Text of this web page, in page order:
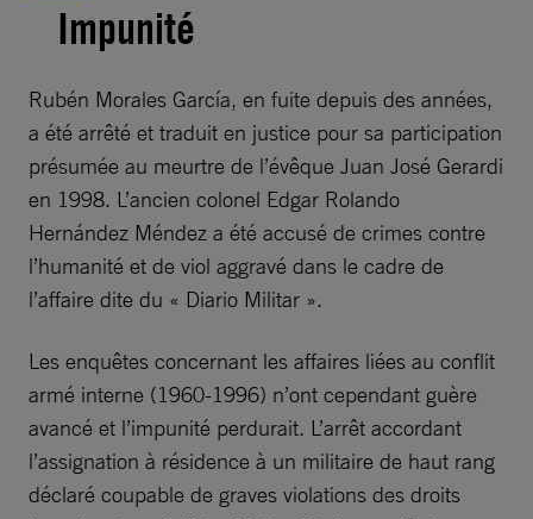
Impunité
Rubén Morales García, en fuite depuis des années,
a été arrêté et traduit en justice pour sa participation
présumée au meurtre de l’évêque Juan José Gerardi
en 1998. L’ancien colonel Edgar Rolando
Hernández Méndez a été accusé de crimes contre
l’humanité et de viol aggravé dans le cadre de
l’affaire dite du « Diario Militar ».
Les enquêtes concernant les affaires liées au conflit
armé interne (1960-1996) n’ont cependant guère
avancé et l’impunité perdurait. L’arrêt accordant
l’assignation à résidence à un militaire de haut rang
déclaré coupable de graves violations des droits